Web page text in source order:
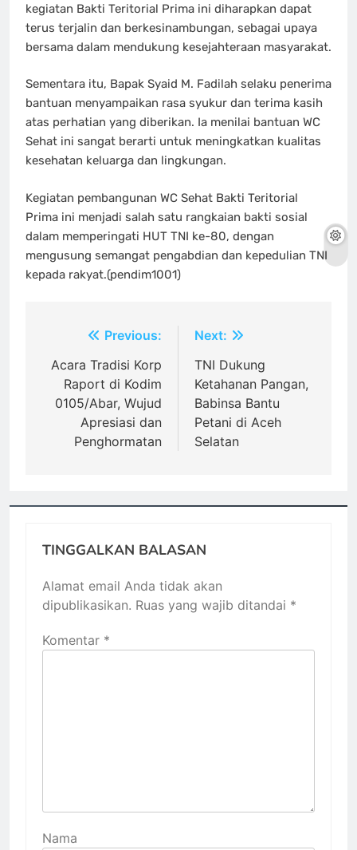
kegiatan Bakti Teritorial Prima ini diharapkan dapat
terus terjalin dan berkesinambungan, sebagai upaya
bersama dalam mendukung kesejahteraan masyarakat.
Sementara itu, Bapak Syaid M. Fadilah selaku penerima
bantuan menyampaikan rasa syukur dan terima kasih
atas perhatian yang diberikan. Ia menilai bantuan WC
Sehat ini sangat berarti untuk meningkatkan kualitas
kesehatan keluarga dan lingkungan.
Kegiatan pembangunan WC Sehat Bakti Teritorial
Prima ini menjadi salah satu rangkaian bakti sosial
dalam memperingati HUT TNI ke-80, dengan
mengusung semangat pengabdian dan kepedulian TNI
kepada rakyat.(pendim1001)
Navigasi
pos
Previous:
Acara Tradisi Korp
Raport di Kodim
0105/Abar, Wujud
Apresiasi dan
Penghormatan
Next:
TNI Dukung
Ketahanan Pangan,
Babinsa Bantu
Petani di Aceh
Selatan
TINGGALKAN BALASAN
Alamat email Anda tidak akan
dipublikasikan. Ruas yang wajib ditandai *
Komentar *
Nama